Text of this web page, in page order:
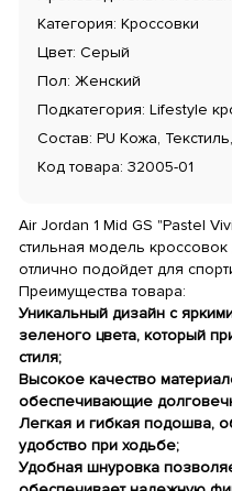
Категория: Кроссовки
Цвет: Серый
Пол: Женский
Подкатегория: Lifestyle
Состав: PU Кожа,
Код товара: 32005-01
Air Jordan 1 Mid GS "Pastel
стильная модель
отлично подойдет для
Преимущества товара:
Уникальный дизайн с
зеленого цвета, который
стиля;
Высокое качество
обеспечивающие
Легкая и гибкая подошва,
удобство при ходьбе;
Удобная шнуровка